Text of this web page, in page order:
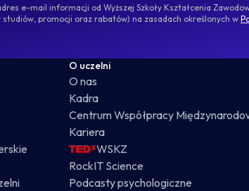
e-mail informacji od Wyższej Szkoły Kształcenia
promocji oraz rabatów) na zasadach określonych w
O uczelni
O nas
Kadra
Centrum Współpracy
Kariera
WSKZ
RockIT Science
Podcasty psychologiczne